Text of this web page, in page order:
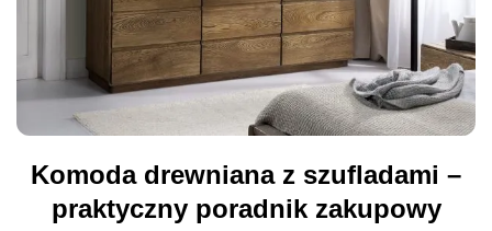
Komoda drewniana z szufladami –
praktyczny poradnik zakupowy